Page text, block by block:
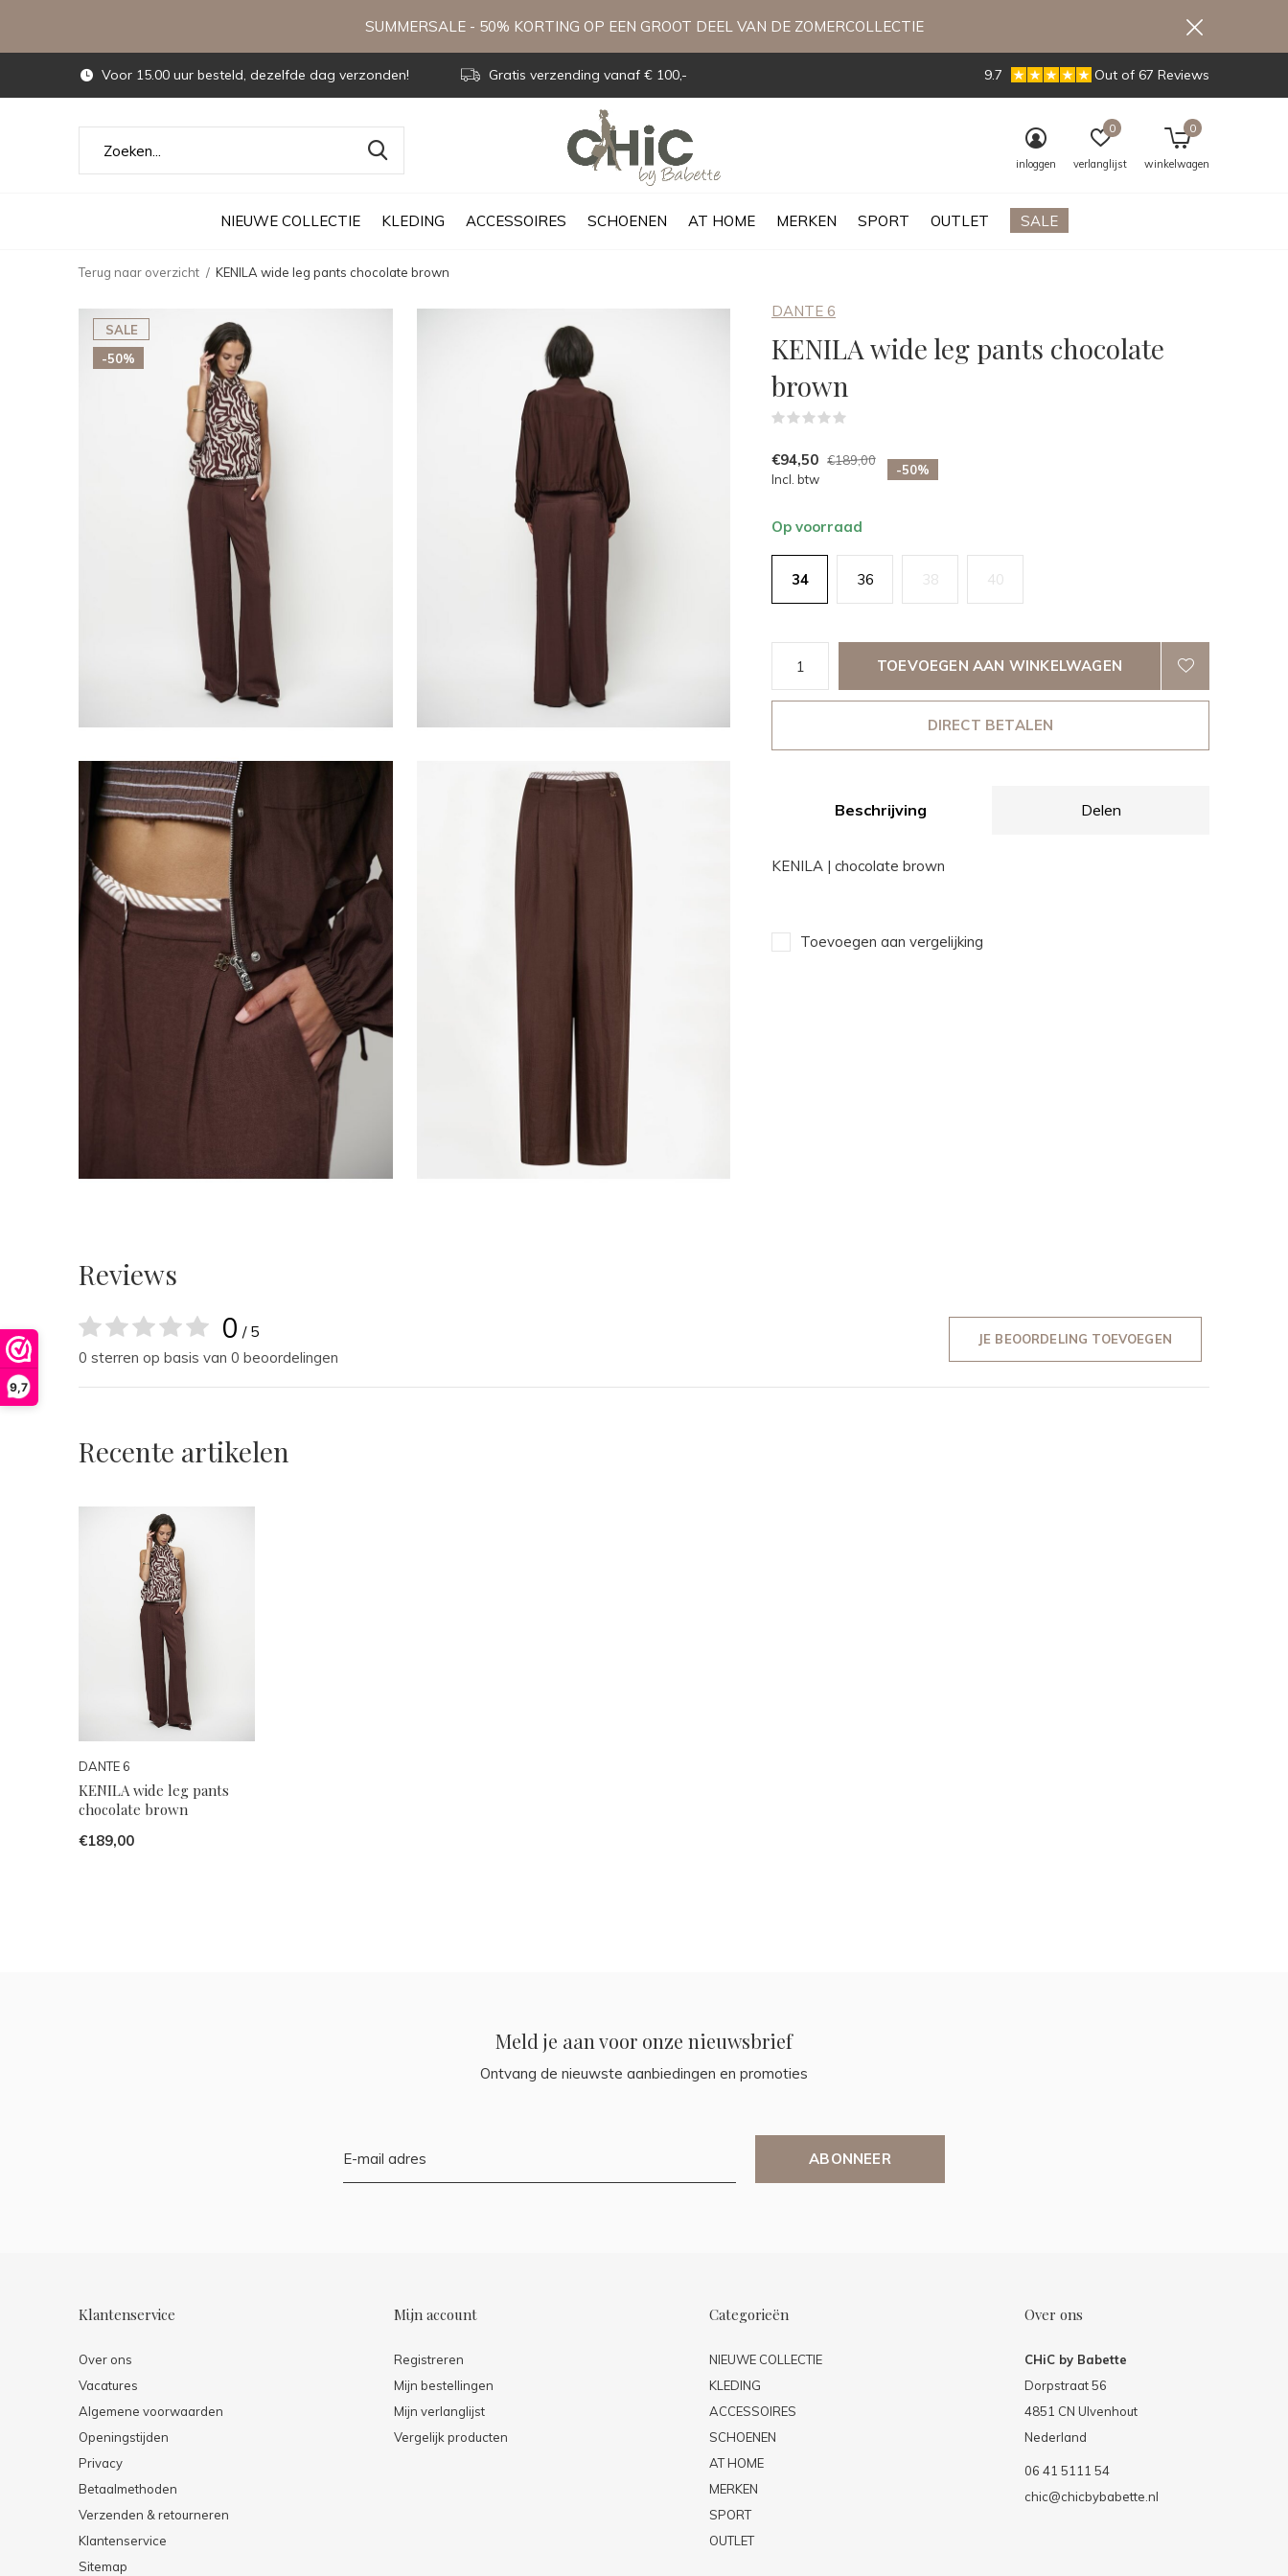
9,7
NIEUWE COLLECTIE KLEDING ACCESSOIRES SCHOENEN AT HOME MERKEN SPORT OUTLET SALE
inloggen verlanglijst
0
winkelwagen
0
Voor 15.00 uur besteld, dezelfde dag verzonden! Gratis verzending vanaf € 100,- 9.7 Out of 67 Reviews
SUMMERSALE - 50% KORTING OP EEN GROOT DEEL VAN DE ZOMERCOLLECTIE
Terug naar overzicht KENILA wide leg pants chocolate brown
SALE
-50%
DANTE 6
KENILA wide leg pants chocolate
brown
€94,50 €189,00
Incl. btw
-50%
Op voorraad
34 36 38 40
TOEVOEGEN AAN WINKELWAGEN
DIRECT BETALEN
Beschrijving Delen
KENILA | chocolate brown
Toevoegen aan vergelijking
Reviews
0 / 5
0 sterren op basis van 0 beoordelingen
JE BEOORDELING TOEVOEGEN
Recente artikelen
DANTE 6
KENILA wide leg pants
chocolate brown
€189,00
Meld je aan voor onze nieuwsbrief
Ontvang de nieuwste aanbiedingen en promoties
ABONNEER
Klantenservice
Over ons
Vacatures
Algemene voorwaarden
Openingstijden
Privacy
Betaalmethoden
Verzenden & retourneren
Klantenservice
Sitemap
Mijn account
Registreren
Mijn bestellingen
Mijn verlanglijst
Vergelijk producten
Categorieën
NIEUWE COLLECTIE
KLEDING
ACCESSOIRES
SCHOENEN
AT HOME
MERKEN
SPORT
OUTLET
Over ons
CHiC by Babette
Dorpstraat 56
4851 CN Ulvenhout
Nederland
06 41 5111 54
chic@chicbybabette.nl